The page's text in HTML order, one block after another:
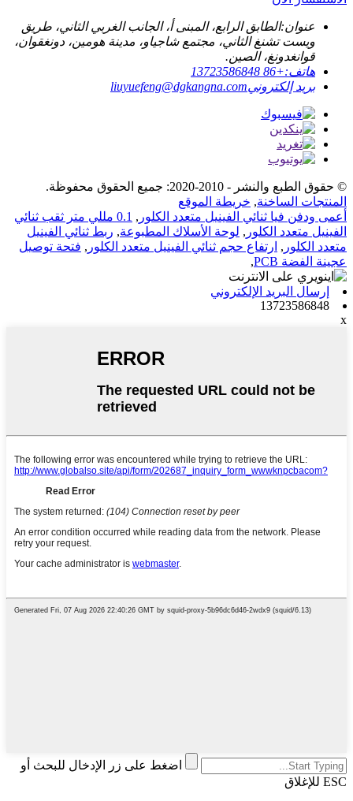
عنوان:الطابق الرابع، المبنى أ، الجانب الغربي الثاني، طريق
ويست تشنغ الثاني، مجتمع شاجياو، مدينة هومين، دونغقوان،
قوانغدونغ، الصين.
هاتف:+86 13723586848
بريد إلكترونيliuyuefeng@dgkangna.com
© حقوق الطبع والنشر - 2010-2020: جميع الحقوق محفوظة.
المنتجات الساخنة, خريطة الموقع
أعمى ودفن فيا ثنائي الفينيل متعدد الكلور ,
0.1 مللي متر ثقب ثنائي
الفينيل متعدد الكلور , لوحة الأسلاك المطبوعة, ربط ثنائي الفينيل
متعدد الكلور , ارتفاع حجم ثنائي الفينيل متعدد الكلور , فتحة توصيل
عجينة الفضة PCB
,
إرسال البريد الإلكتروني
13723586848
x
اضغط على زر الإدخال للبحث أو
ESC للإغلاق